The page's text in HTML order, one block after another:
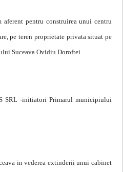
pentru construirea unui centru
pe teren proprietate privata situat pe
Suceava Ovidiu Doroftei
SRL -initiatori Primarul municipiului
in vederea extinderii unui cabinet